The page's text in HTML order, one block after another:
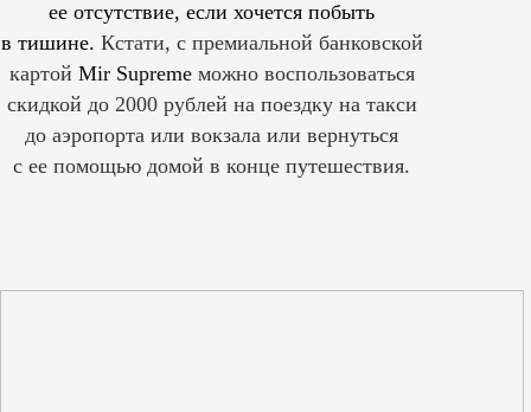
ее отсутствие, если хочется побыть
в тишине. Кстати, с премиальной банковской
картой Mir Supreme можно воспользоваться
скидкой до 2000 рублей на поездку на такси
до аэропорта или вокзала или вернуться
с ее помощью домой в конце путешествия.